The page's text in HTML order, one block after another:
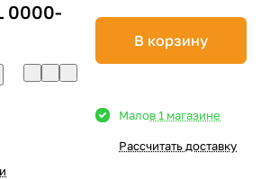
0000-
В корзину
Малов 1 магазине
Рассчитать доставку